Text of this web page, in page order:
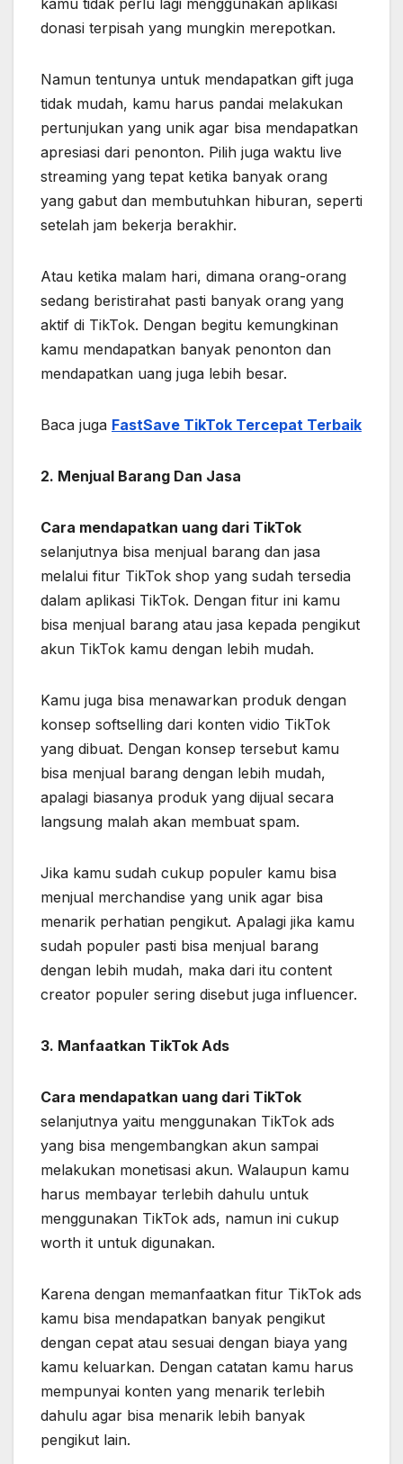
kamu tidak perlu lagi menggunakan aplikasi
donasi terpisah yang mungkin merepotkan.
Namun tentunya untuk mendapatkan gift juga
tidak mudah, kamu harus pandai melakukan
pertunjukan yang unik agar bisa mendapatkan
apresiasi dari penonton. Pilih juga waktu live
streaming yang tepat ketika banyak orang
yang gabut dan membutuhkan hiburan, seperti
setelah jam bekerja berakhir.
Atau ketika malam hari, dimana orang-orang
sedang beristirahat pasti banyak orang yang
aktif di TikTok. Dengan begitu kemungkinan
kamu mendapatkan banyak penonton dan
mendapatkan uang juga lebih besar.
Baca juga FastSave TikTok Tercepat Terbaik
2. Menjual Barang Dan Jasa
Cara mendapatkan uang dari TikTok
selanjutnya bisa menjual barang dan jasa
melalui fitur TikTok shop yang sudah tersedia
dalam aplikasi TikTok. Dengan fitur ini kamu
bisa menjual barang atau jasa kepada pengikut
akun TikTok kamu dengan lebih mudah.
Kamu juga bisa menawarkan produk dengan
konsep softselling dari konten vidio TikTok
yang dibuat. Dengan konsep tersebut kamu
bisa menjual barang dengan lebih mudah,
apalagi biasanya produk yang dijual secara
langsung malah akan membuat spam.
Jika kamu sudah cukup populer kamu bisa
menjual merchandise yang unik agar bisa
menarik perhatian pengikut. Apalagi jika kamu
sudah populer pasti bisa menjual barang
dengan lebih mudah, maka dari itu content
creator populer sering disebut juga influencer.
3. Manfaatkan TikTok Ads
Cara mendapatkan uang dari TikTok
selanjutnya yaitu menggunakan TikTok ads
yang bisa mengembangkan akun sampai
melakukan monetisasi akun. Walaupun kamu
harus membayar terlebih dahulu untuk
menggunakan TikTok ads, namun ini cukup
worth it untuk digunakan.
Karena dengan memanfaatkan fitur TikTok ads
kamu bisa mendapatkan banyak pengikut
dengan cepat atau sesuai dengan biaya yang
kamu keluarkan. Dengan catatan kamu harus
mempunyai konten yang menarik terlebih
dahulu agar bisa menarik lebih banyak
pengikut lain.